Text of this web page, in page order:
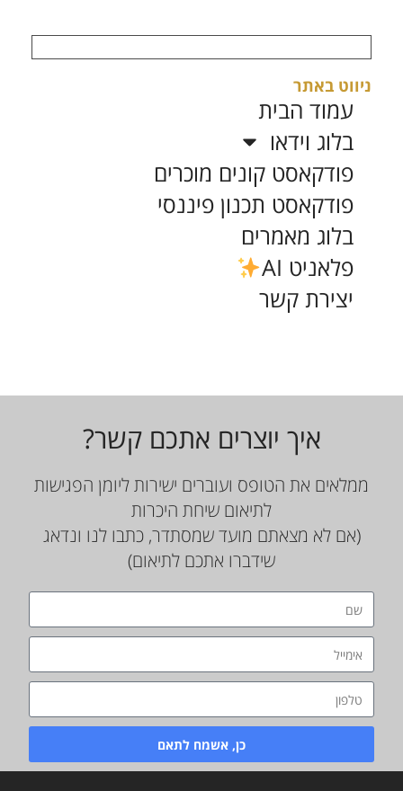
ניווט באתר
עמוד הבית
בלוג וידאו
פודקאסט קונים מוכרים
פודקאסט תכנון פיננסי
בלוג מאמרים
פלאניט AI
יצירת קשר
איך יוצרים אתכם קשר?
ממלאים את הטופס ועוברים ישירות ליומן הפגישות
לתיאום שיחת היכרות
(אם לא מצאתם מועד שמסתדר, כתבו לנו ונדאג
שידברו אתכם לתיאום)
כן, אשמח לתאם